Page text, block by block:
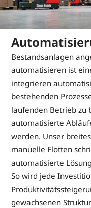
Bestandsanlagen
automatisieren ist
integrieren
bestehenden
laufenden Betrieb zu
automatisierte
werden. Unser breites
manuelle Flotten
automatisierte
So wird jede
gewachsenen